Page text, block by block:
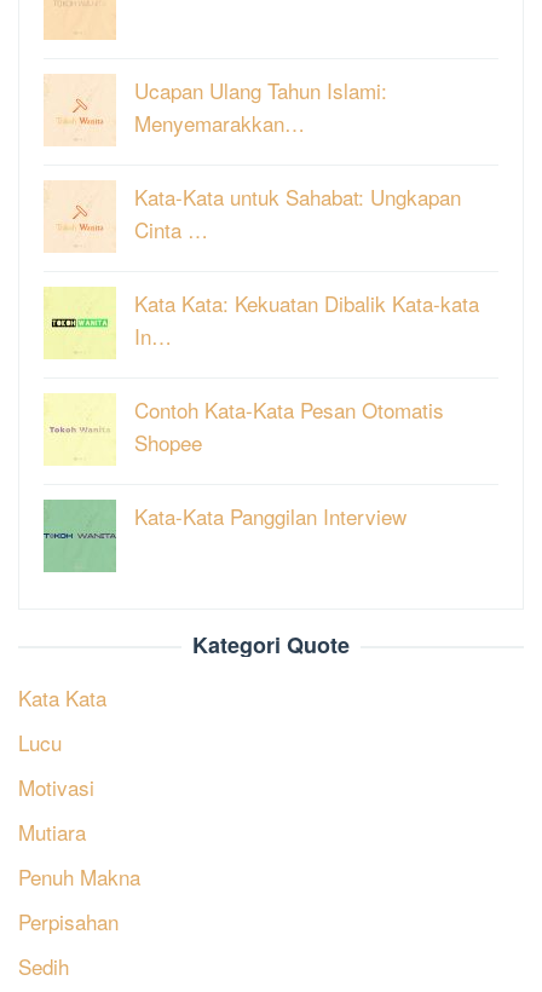
Ucapan Ulang Tahun Islami:
Menyemarakkan…
Kata-Kata untuk Sahabat: Ungkapan
Cinta …
Kata Kata: Kekuatan Dibalik Kata-kata
In…
Contoh Kata-Kata Pesan Otomatis
Shopee
Kata-Kata Panggilan Interview
Kategori Quote
Kata Kata
Lucu
Motivasi
Mutiara
Penuh Makna
Perpisahan
Sedih